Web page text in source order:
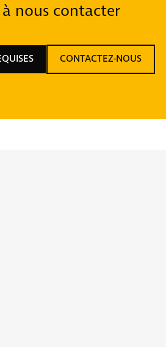
à nous contacter
CONTACTEZ-NOUS